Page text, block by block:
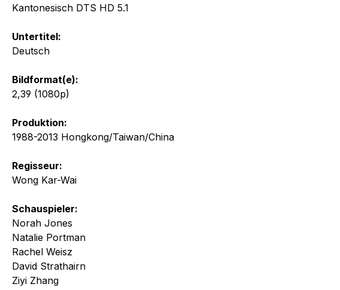
Kantonesisch DTS HD 5.1
Untertitel:
Deutsch
Bildformat(e):
2,39 (1080p)
Produktion:
1988-2013 Hongkong/Taiwan/China
Regisseur:
Wong Kar-Wai
Schauspieler:
Norah Jones
Natalie Portman
Rachel Weisz
David Strathairn
Ziyi Zhang